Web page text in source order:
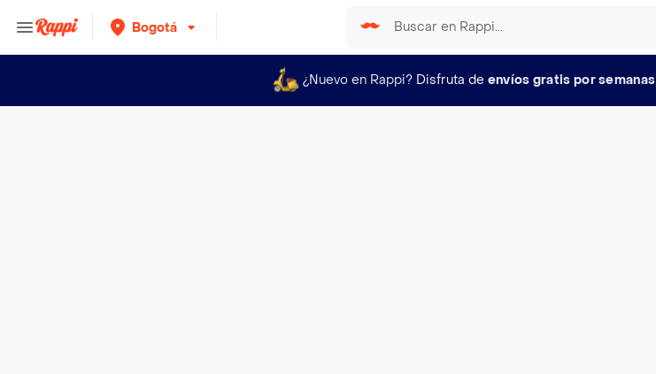
Bogotá
¿Nuevo en Rappi? Disfruta de envíos gratis por semanas